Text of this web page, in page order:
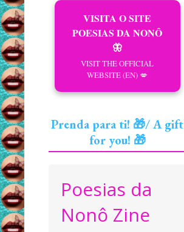
VISITA O SITE
POESIAS DA NONÔ
🦋
VISIT THE OFFICIAL
WEBSITE (EN) 💋
Prenda para ti! 🎁/ A gift
for you! 🎁
Poesias da
Nonô Zine